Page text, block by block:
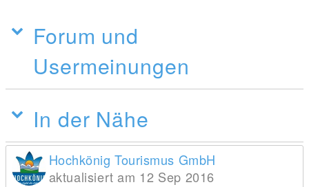
Forum und
Usermeinungen
In der Nähe
Hochkönig Tourismus GmbH
aktualisiert am 12 Sep 2016